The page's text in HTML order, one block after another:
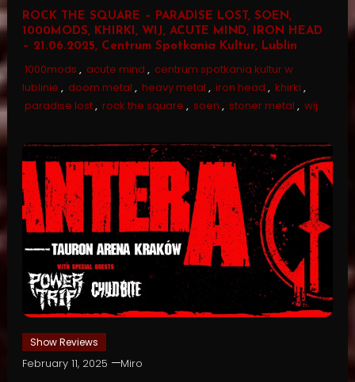
ROCK THE SQUARE – PARADISE LOST, SOEN,
1000MODS, KHIRKI, WIJ, ACUTE MIND, IRON HEAD
– 21.06.2025, Centrum Spotkania Kultur, Lublin
1000mods , acute mind , centrum spotkania kultur w
lublinie , doom metal , heavy metal , iron head , khirki ,
paradise lost, rock the square , soen , stoner metal , wij
Show Reviews
February 11, 2025 Miro